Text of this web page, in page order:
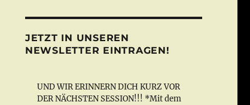
JETZT IN UNSEREN
NEWSLETTER EINTRAGEN!
UND WIR ERINNERN DICH KURZ VOR
DER NÄCHSTEN SESSION!!! *Mit dem